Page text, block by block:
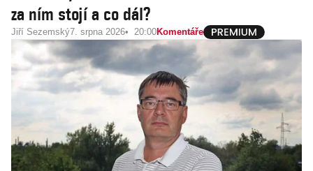
za ním stojí a co dál?
Jiří Sezemský7. srpna 2026 20:00Komentáře